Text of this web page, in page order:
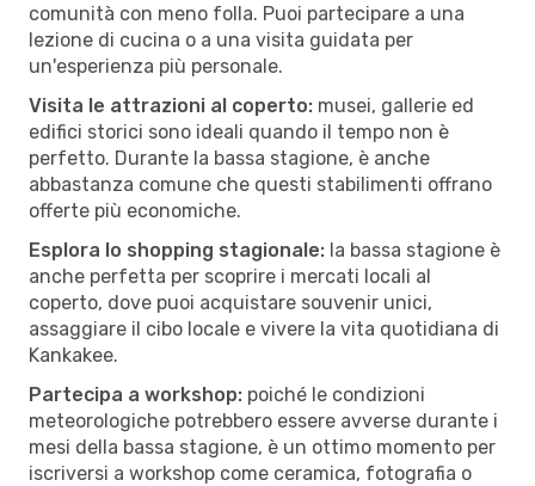
comunità con meno folla. Puoi partecipare a una
lezione di cucina o a una visita guidata per
un'esperienza più personale.
Visita le attrazioni al coperto: musei, gallerie ed
edifici storici sono ideali quando il tempo non è
perfetto. Durante la bassa stagione, è anche
abbastanza comune che questi stabilimenti offrano
offerte più economiche.
Esplora lo shopping stagionale: la bassa stagione è
anche perfetta per scoprire i mercati locali al
coperto, dove puoi acquistare souvenir unici,
assaggiare il cibo locale e vivere la vita quotidiana di
Kankakee.
Partecipa a workshop: poiché le condizioni
meteorologiche potrebbero essere avverse durante i
mesi della bassa stagione, è un ottimo momento per
iscriversi a workshop come ceramica, fotografia o